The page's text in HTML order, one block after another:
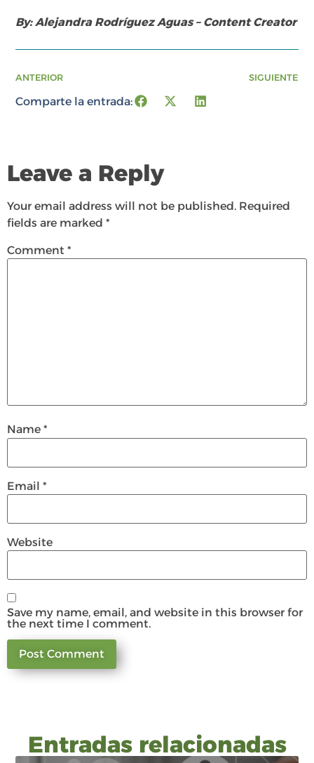
By: Alejandra Rodríguez Aguas – Content Creator
ANTERIOR SIGUIENTE
Comparte la entrada:
Leave a Reply
Your email address will not be published. Required
fields are marked *
Comment *
Name *
Email *
Website
Save my name, email, and website in this browser for
the next time I comment.
Entradas relacionadas